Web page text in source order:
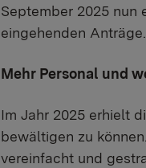
September 2025 nun
eingehenden Anträge.
Mehr Personal und
Im Jahr 2025 erhielt
bewältigen zu
vereinfacht und